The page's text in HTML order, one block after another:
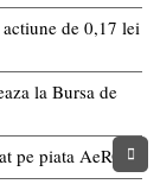
de 0,17 lei
la Bursa de
piata AeRO